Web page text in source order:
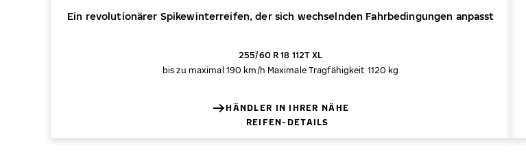
Ein revolutionärer Spikewinterreifen, der sich wechselnden Fahrbedingungen anpasst
255/60 R 18 112T XL
bis zu maximal 190 km/h Maximale Tragfähigkeit 1120 kg
HÄNDLER IN IHRER NÄHE
REIFEN-DETAILS